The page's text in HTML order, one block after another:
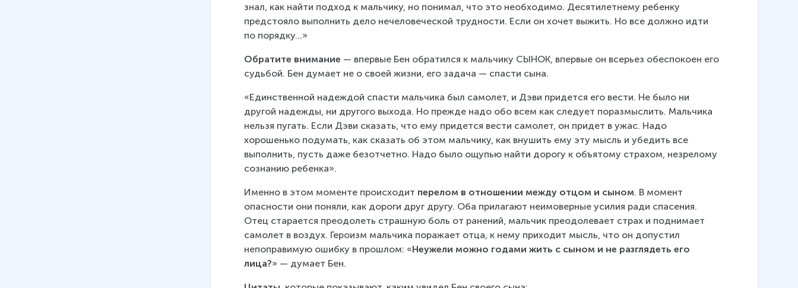
знал, как найти подход к мальчику, но понимал, что это необходимо. Десятилетнему ребенку
предстояло выполнить дело нечеловеческой трудности. Если он хочет выжить. Но все должно идти
по порядку…»
Обратите внимание — впервые Бен обратился к мальчику СЫНОК, впервые он всерьез обеспокоен его
судьбой. Бен думает не о своей жизни, его задача — спасти сына.
«Единственной надеждой спасти мальчика был самолет, и Дэви придется его вести. Не было ни
другой надежды, ни другого выхода. Но прежде надо обо всем как следует поразмыслить. Мальчика
нельзя пугать. Если Дэви сказать, что ему придется вести самолет, он придет в ужас. Надо
хорошенько подумать, как сказать об этом мальчику, как внушить ему эту мысль и убедить все
выполнить, пусть даже безотчетно. Надо было ощупью найти дорогу к объятому страхом, незрелому
сознанию ребенка».
Именно в этом моменте происходит перелом в отношении между отцом и сыном. В момент
опасности они поняли, как дороги друг другу. Оба прилагают неимоверные усилия ради спасения.
Отец старается преодолеть страшную боль от ранений, мальчик преодолевает страх и поднимает
самолет в воздух. Героизм мальчика поражает отца, к нему приходит мысль, что он допустил
непоправимую ошибку в прошлом: «Неужели можно годами жить с сыном и не разглядеть его
лица?» — думает Бен.